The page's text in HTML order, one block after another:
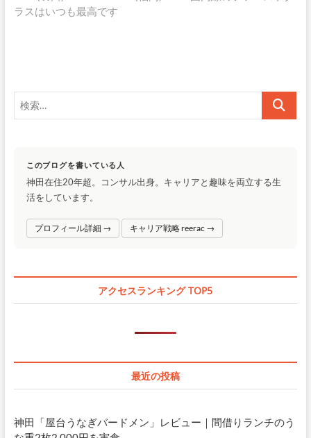
ビ
シ
ョ
稿:
投
ラスはいつも最高です
このブログを書いている人
神田在住20年超。コンサル出身。キャリアと趣味を両立する生
活をしています。
プロフィール詳細 → キャリア戦略 reerac →
アクセスランキング TOP5
最近の投稿
神田「屋台うなぎバードメン」レビュー｜間借りランチのう